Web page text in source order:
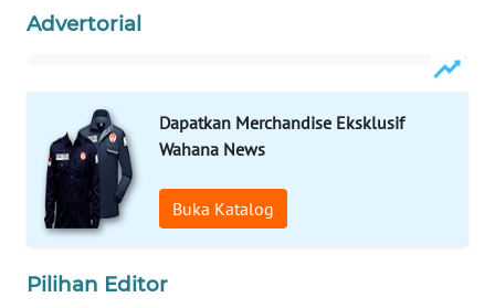
Advertorial
Dapatkan Merchandise Eksklusif
Wahana News
Buka Katalog
Pilihan Editor
KONSUMEN
LISTRIK
MASYARAKAT
KELISTRIKAN
WALINKI